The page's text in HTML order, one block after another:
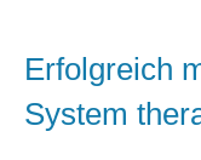
Erfolgreich
System